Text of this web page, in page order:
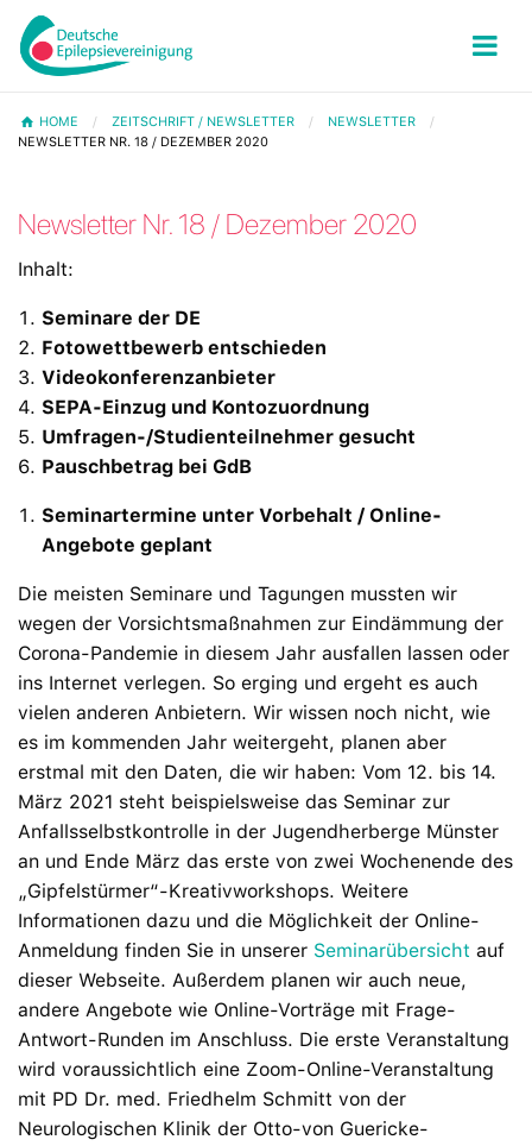
HOME ZEITSCHRIFT / NEWSLETTER
NEWSLETTER
NEWSLETTER NR. 18 / DEZEMBER 2020
Newsletter Nr. 18 / Dezember 2020
Inhalt:
Seminare der DE
Fotowettbewerb entschieden
Videokonferenzanbieter
SEPA-Einzug und Kontozuordnung
Umfragen-/Studienteilnehmer gesucht
Pauschbetrag bei GdB
Seminartermine unter Vorbehalt / Online-
Angebote geplant
Die meisten Seminare und Tagungen mussten wir
wegen der Vorsichtsmaßnahmen zur Eindämmung der
Corona-Pandemie in diesem Jahr ausfallen lassen oder
ins Internet verlegen. So erging und ergeht es auch
vielen anderen Anbietern. Wir wissen noch nicht, wie
es im kommenden Jahr weitergeht, planen aber
erstmal mit den Daten, die wir haben: Vom 12. bis 14.
März 2021 steht beispielsweise das Seminar zur
Anfallsselbstkontrolle in der Jugendherberge Münster
an und Ende März das erste von zwei Wochenende des
„Gipfelstürmer“-Kreativworkshops. Weitere
Informationen dazu und die Möglichkeit der Online-
Anmeldung finden Sie in unserer Seminarübersicht auf
dieser Webseite. Außerdem planen wir auch neue,
andere Angebote wie Online-Vorträge mit Frage-
Antwort-Runden im Anschluss. Die erste Veranstaltung
wird voraussichtlich eine Zoom-Online-Veranstaltung
mit PD Dr. med. Friedhelm Schmitt von der
Neurologischen Klinik der Otto-von Guericke-